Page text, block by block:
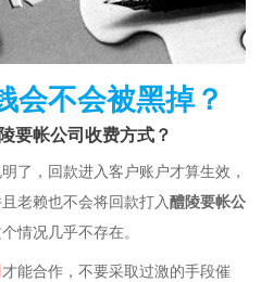
会不会被黑掉？
要帐公司收费方式？
了，回款进入客户账户才算生效，
老赖也不会将回款打入醴陵要帐公
情况几乎不存在。
才能合作，不要采取过激的手段催